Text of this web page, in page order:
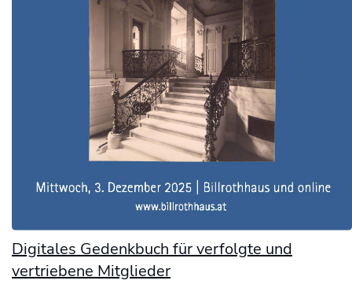
Digitales Gedenkbuch für verfolgte und
vertriebene Mitglieder